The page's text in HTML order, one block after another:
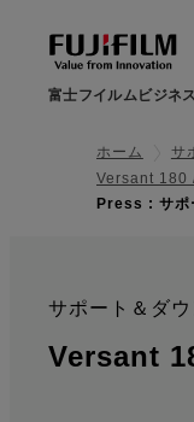
富士フイルムビジネ
ホーム サ
Versant
Press : サポ
サポート＆ダ
:
Versant